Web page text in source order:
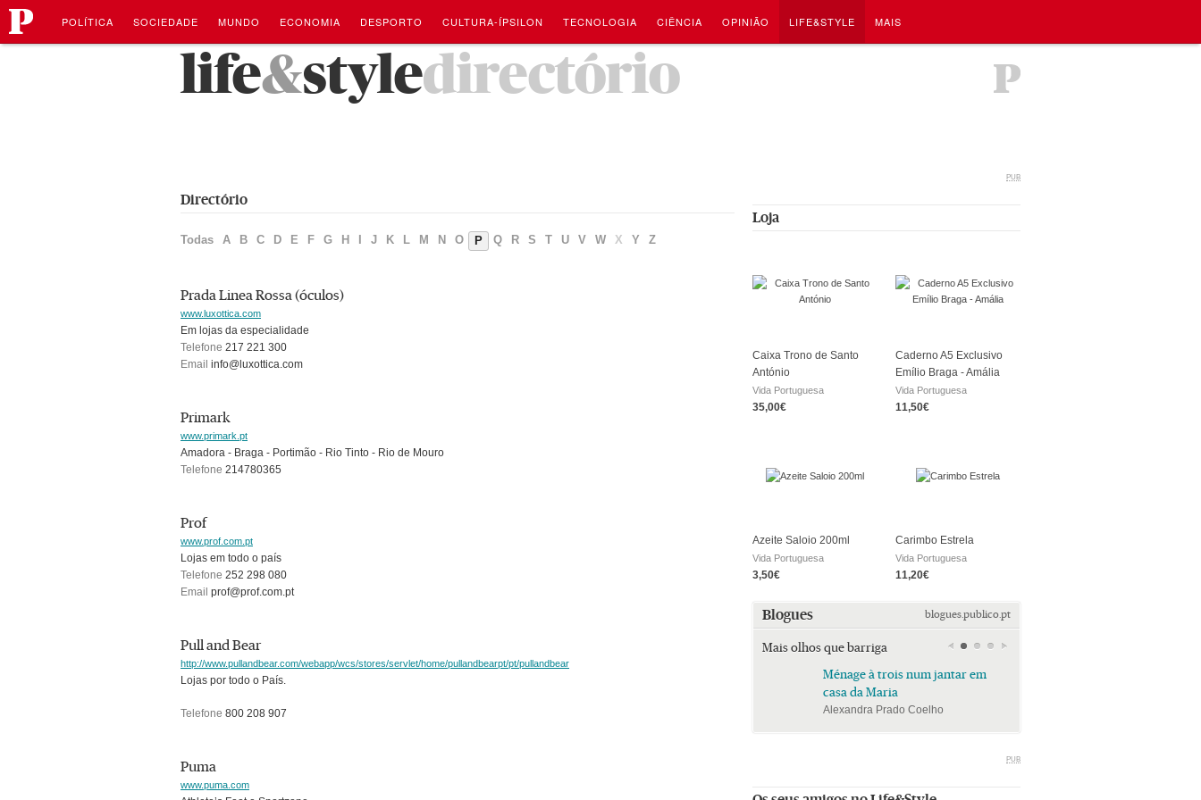
público
Navegação
para
o
POLÍTICA SOCIEDADE MUNDO ECONOMIA DESPORTO CULTURA-ÍPSILON TECNOLOGIA CIÊNCIA OPINIÃO LIFE&STYLE MAIS
life&styledirectório
Directório
Todas A B C D E F G H J K L M N O P Q R S T U V W X Y Z
Prada Linea Rossa (óculos)
www.luxottica.com
Em lojas da especialidade
Telefone 217 221 300
Email info@luxottica.com
Primark
www.primark.pt
Amadora - Braga - Portimão - Rio Tinto - Rio de Mouro
Telefone 214780365
Prof
www.prof.com.pt
Lojas em todo o país
Telefone 252 298 080
Email prof@prof.com.pt
Pull and Bear
http://www.pullandbear.com/webapp/wcs/stores/servlet/home/pullandbearpt/pt/pullandbear
Lojas por todo o País.
Telefone 800 208 907
Puma
www.puma.com
PUB
Loja
Caixa Trono de Santo
António
Vida Portuguesa
35,00€
Caderno A5 Exclusivo
Emílio Braga - Amália
Vida Portuguesa
11,50€
Azeite Saloio 200ml
Vida Portuguesa
3,50€
Carimbo Estrela
Vida Portuguesa
11,20€
Blogues blogues.publico.pt
Mais olhos que barriga
Ménage à trois num jantar em
casa da Maria
Alexandra Prado Coelho
PUB